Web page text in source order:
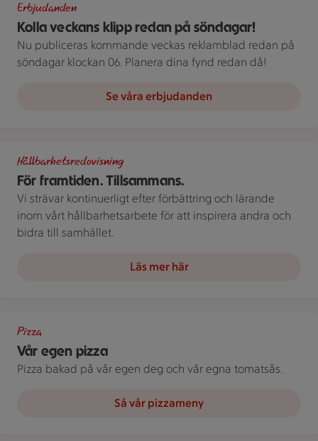
Kolla veckans klipp redan på söndagar!
Erbjudanden
Nu publiceras kommande veckas reklamblad redan på
söndagar klockan 06. Planera dina fynd redan då!
Se våra erbjudanden
För framtiden. Tillsammans.
Hållbarhetsredovisning
Vi strävar kontinuerligt efter förbättring och lärande
inom vårt hållbarhetsarbete för att inspirera andra och
bidra till samhället.
Läs mer här
Vår egen pizza
Pizza
Pizza bakad på vår egen deg och vår egna tomatsås.
Så vår pizzameny